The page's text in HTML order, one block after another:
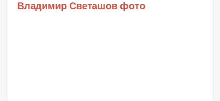
Владимир Светашов фото